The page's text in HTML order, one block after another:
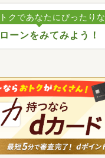
クであなたにぴったりな
ーンをみてみよう！